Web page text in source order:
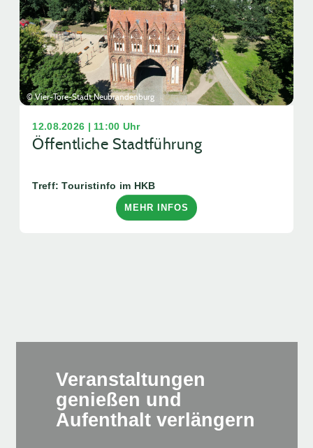
© Vier-Tore-Stadt Neubrandenburg
12.08.2026 | 11:00 Uhr
Öffentliche Stadtführung
Treff: Touristinfo im HKB
MEHR INFOS
Veranstaltungen
genießen und
Aufenthalt verlängern